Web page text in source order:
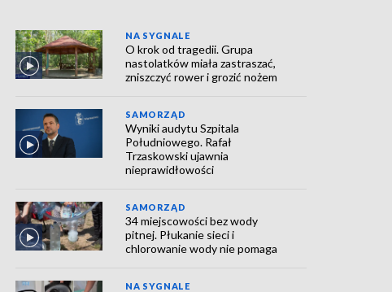
NA SYGNALE
O krok od tragedii. Grupa
nastolatków miała zastraszać,
zniszczyć rower i grozić nożem
SAMORZĄD
Wyniki audytu Szpitala
Południowego. Rafał
Trzaskowski ujawnia
nieprawidłowości
SAMORZĄD
34 miejscowości bez wody
pitnej. Płukanie sieci i
chlorowanie wody nie pomaga
NA SYGNALE